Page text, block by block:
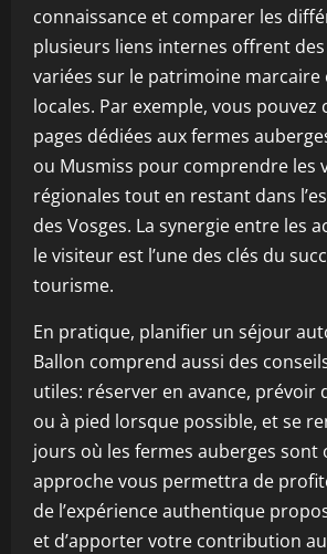
connaissance et comparer les
plusieurs liens internes offrent
variées sur le patrimoine marcaire
locales. Par exemple, vous pouvez
pages dédiées aux fermes
ou Musmiss pour comprendre les
régionales tout en restant dans
des Vosges. La synergie entre les
le visiteur est l’une des clés du
tourisme.
En pratique, planifier un séjour
Ballon comprend aussi des
utiles: réserver en avance, prévoir
ou à pied lorsque possible, et se
jours où les fermes auberges sont
approche vous permettra de
de l’expérience authentique
et d’apporter votre contribution